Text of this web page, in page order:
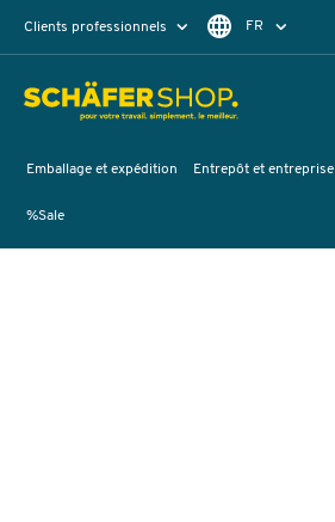
Clients professionnels FR
Emballage et expédition Entrepôt et entreprise
%Sale